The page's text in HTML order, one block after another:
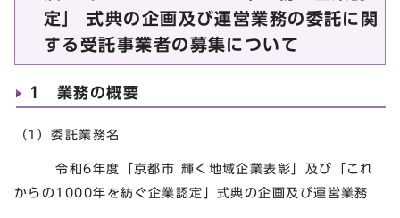
定」 式典の企画及び運営業務の委託に関
する受託事業者の募集について
1 業務の概要
（1）委託業務名
令和6年度「京都市 輝く地域企業表彰」及び「これ
からの1000年を紡ぐ企業認定」式典の企画及び運営業務